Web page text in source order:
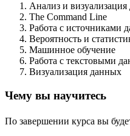
Анализ и
The Command Line
Работа с источниками
Вероятность и
Машинное обучение
Работа с текстовыми
Визуализация данных
Чему вы научитесь